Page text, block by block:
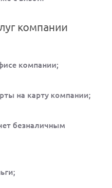
компании
компании;
на карту компании;
безналичным